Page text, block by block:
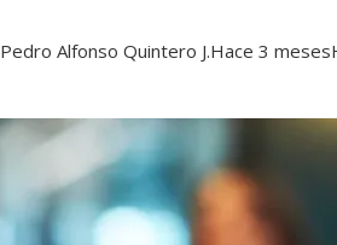
Pedro Alfonso Quintero J.Hace 3 meses